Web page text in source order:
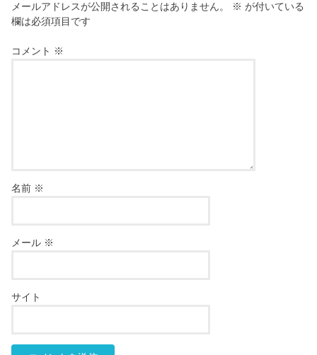
メールアドレスが公開されることはありません。 ※ が付いている
欄は必須項目です
コメント ※
名前 ※
メール ※
サイト